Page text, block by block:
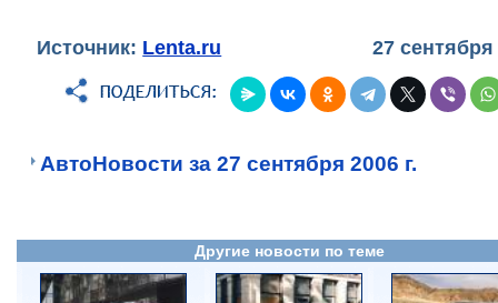
Источник: Lenta.ru 27 сентября
АвтоНовости за 27 сентября 2006 г.
Другие новости по теме